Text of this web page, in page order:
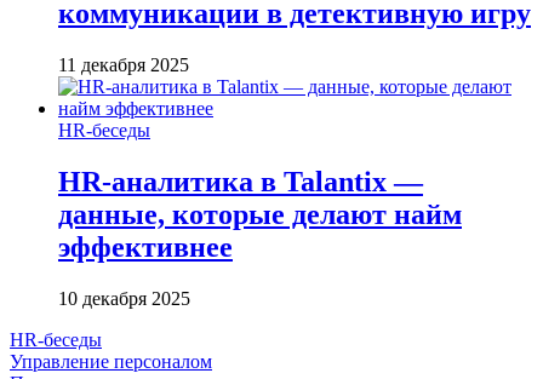
коммуникации в детективную игру
11 декабря 2025
HR-беседы
HR-аналитика в Talantix —
данные, которые делают найм
эффективнее
10 декабря 2025
HR-беседы
Управление персоналом